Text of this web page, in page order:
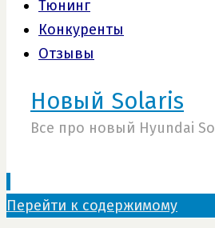
Тюнинг
Конкуренты
Отзывы
Новый Solaris
Все про новый Hyundai
Перейти к содержимому